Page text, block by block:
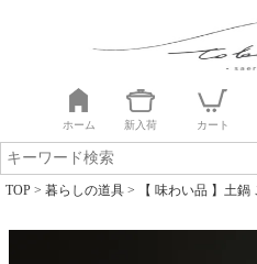
ホーム 新入荷 カート
TOP 暮らしの道具 【 味わい品 】土